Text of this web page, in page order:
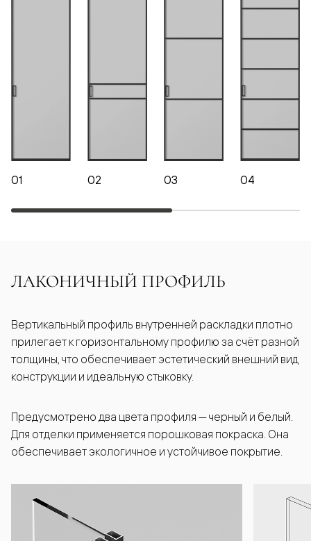
01 02 03 04
ЛАКОНИЧНЫЙ ПРОФИЛЬ
Вертикальный профиль внутренней раскладки плотно
прилегает к горизонтальному профилю за счёт разной
толщины, что обеспечивает эстетический внешний вид
конструкции и идеальную стыковку.
Предусмотрено два цвета профиля — черный и белый.
Для отделки применяется порошковая покраска. Она
обеспечивает экологичное и устойчивое покрытие.